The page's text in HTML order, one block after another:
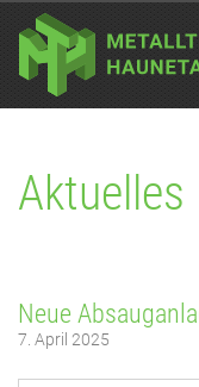
Aktuelles
Neue
7. April 2025